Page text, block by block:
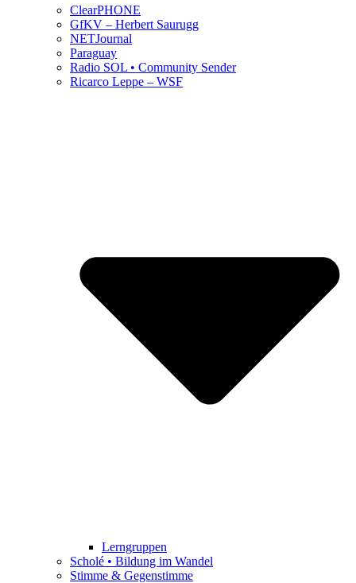
ClearPHONE
GfKV – Herbert Saurugg
NETJournal
Paraguay
Radio SOL • Community Sender
Ricarco Leppe – WSF
Lerngruppen
Scholé • Bildung im Wandel
Stimme & Gegenstimme